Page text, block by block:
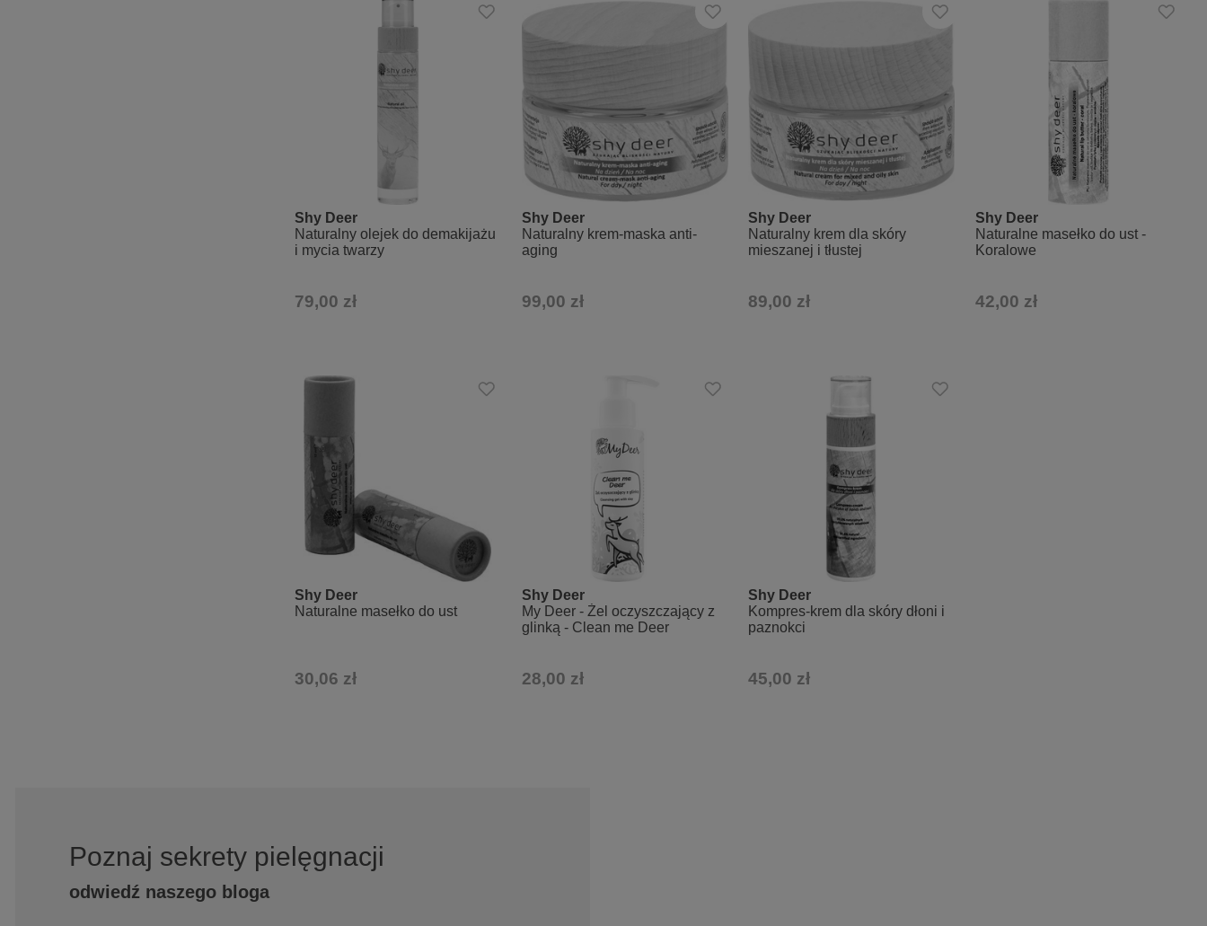
Shy Deer
Naturalny olejek do demakijażu
i mycia twarzy
79,00 zł
Shy Deer
Naturalny krem-maska anti-
aging
99,00 zł
Shy Deer
Naturalny krem dla skóry
mieszanej i tłustej
89,00 zł
Shy Deer
Naturalne masełko do ust -
Koralowe
42,00 zł
Shy Deer
Naturalne masełko do ust
30,06 zł
Shy Deer
My Deer - Żel oczyszczający z
glinką - Clean me Deer
28,00 zł
Shy Deer
Kompres-krem dla skóry dłoni i
paznokci
45,00 zł
Poznaj sekrety pielęgnacji
odwiedź naszego bloga